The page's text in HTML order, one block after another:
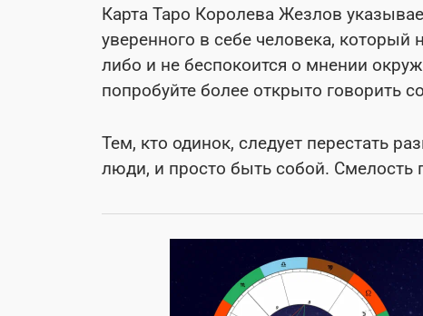
Карта Таро Королева Жезлов
уверенного в себе человека, который
либо и не беспокоится о мнении
попробуйте более открыто говорить
Тем, кто одинок, следует перестать
люди, и просто быть собой. Смелость